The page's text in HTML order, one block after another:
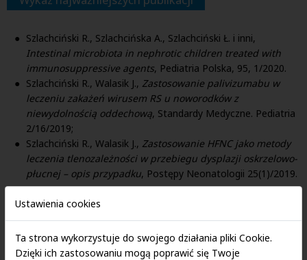
Szlachciński R., Szlachcińska A., Szlachciński Ł. i inni,
Intestinal microbiota in nephrotic children treated with
immunosuppressive agents, Pediatria Polska, 95, 1/2020.
Szlachciński R., Walasik J., Zastosowanie palivizumabu w
leczeniu zakażeń wirusem RS u noworodków z
niewydolnością oddechową, Standardy Medyczne. Pediatria
2/16/2019;
Szlachciński R., Walasik J., Zastosowanie HFNC jako metody
leczenia tlenozależności w przebiegu dysplazji oskrzelowo-
płucnej – opis przypadku, Postępy Neonatologii 25(1)/2019.
Doświadczenie zawodowe zdobyte poza uczelnią
prywatna praktyka lekarska, Zgierz (obecnie);
Ustawienia cookies
Ta strona wykorzystuje do swojego działania pliki Cookie.
Dzięki ich zastosowaniu mogą poprawić się Twoje